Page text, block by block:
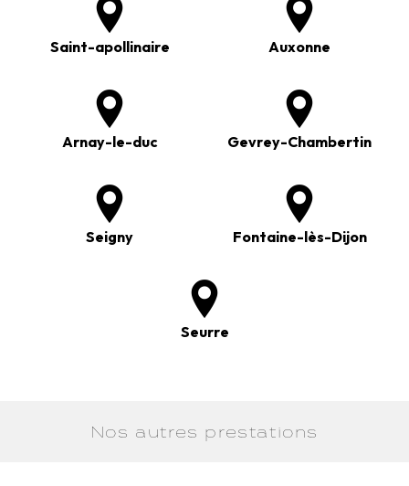
Saint-apollinaire Auxonne
Arnay-le-duc Gevrey-Chambertin
Seigny Fontaine-lès-Dijon
Seurre
Nos autres prestations